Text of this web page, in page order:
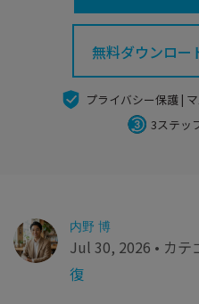
Recoverit 無料版
スマ
Repairit - データ修復
UBackit - データバックアップ
スマホ
無料ダウンロー
プライバシー保護 |
3ステッ
内野 博
Jul 30, 2026 • カテ
復